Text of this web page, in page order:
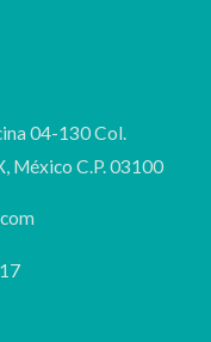
04-130 Col.
México C.P. 03100